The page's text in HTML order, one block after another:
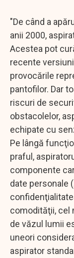
"De când a
anii 2000,
Acestea pot
recente
provocările
pantofilor. Dar
riscuri de
obstacolelor,
echipate cu
Pe lângă
praful,
componente
date personale
comodităţii, cel
de văzul lumii
uneori
aspirator